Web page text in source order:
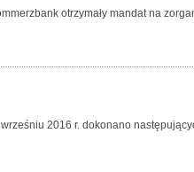
otrzymały mandat na
2016 r. dokonano